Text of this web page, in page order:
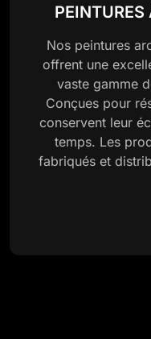
Nos peintures
offrent une
vaste gamme
Conçues pour
conservent leur
temps. Les
fabriqués et